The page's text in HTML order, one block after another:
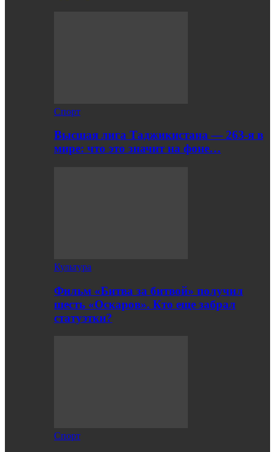
Спорт
Высшая лига Таджикистана — 263-я в
мире: что это значит на фоне…
Культура
Фильм «Битва за битвой» получил
шесть «Оскаров». Кто еще забрал
статуэтки?
Спорт